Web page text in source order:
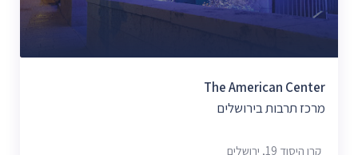
The American Center
מרכז תרבות בירושלים
קרן היסוד 19, ירושלים